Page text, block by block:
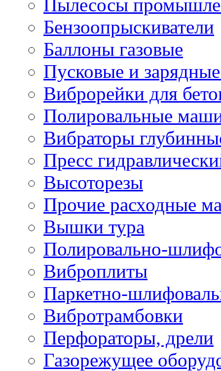
Пылесосы
Бензоопрыскиватели
Баллоны газовые
Пусковые и
Виброрейки для
Полировальные
Вибраторы
Пресс
Высоторезы
Прочие расходные
Вышки тура
Полировально-
Виброплиты
Паркетно-
Вибротрамбовки
Перфораторы, дрели
Газорежущее